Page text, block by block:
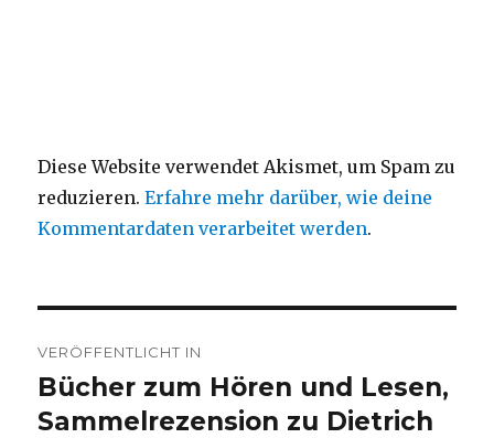
Diese Website verwendet Akismet, um Spam zu
reduzieren.Erfahre mehr darüber, wie deine
Kommentardaten verarbeitet werden.
VERÖFFENTLICHT IN
Bücher zum Hören und Lesen,
Sammelrezension zu Dietrich